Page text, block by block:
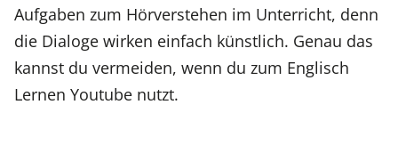
Aufgaben zum Hörverstehen im Unterricht, denn
die Dialoge wirken einfach künstlich. Genau das
kannst du vermeiden, wenn du zum Englisch
Lernen Youtube nutzt.